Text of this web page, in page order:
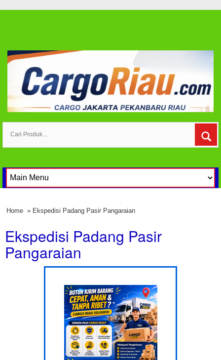
Home » Ekspedisi Padang Pasir Pangaraian
Ekspedisi Padang Pasir
Pangaraian